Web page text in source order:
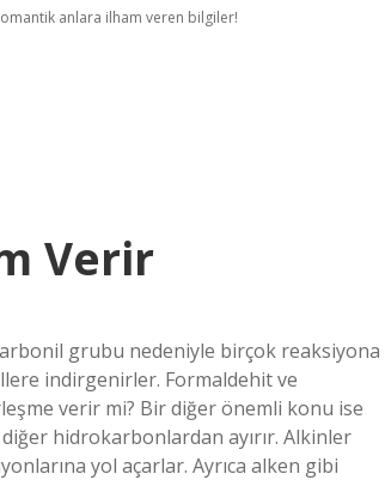
anlara ilham veren bilgiler!
Verir
grubu nedeniyle birçok reaksiyona
indirgenirler. Formaldehit ve
verir mi? Bir diğer önemli konu ise
hidrokarbonlardan ayırır. Alkinler
yol açarlar. Ayrıca alken gibi